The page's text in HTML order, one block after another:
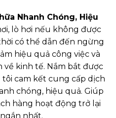
Nhanh Chóng, Hiệu
lò hơi nếu không được
có thể dẫn đến ngừng
hiệu quả công việc và
về kinh tế. Nắm bắt được
cam kết cung cấp dịch
chóng, hiệu quả. Giúp
hàng hoạt động trở lại
nhất.